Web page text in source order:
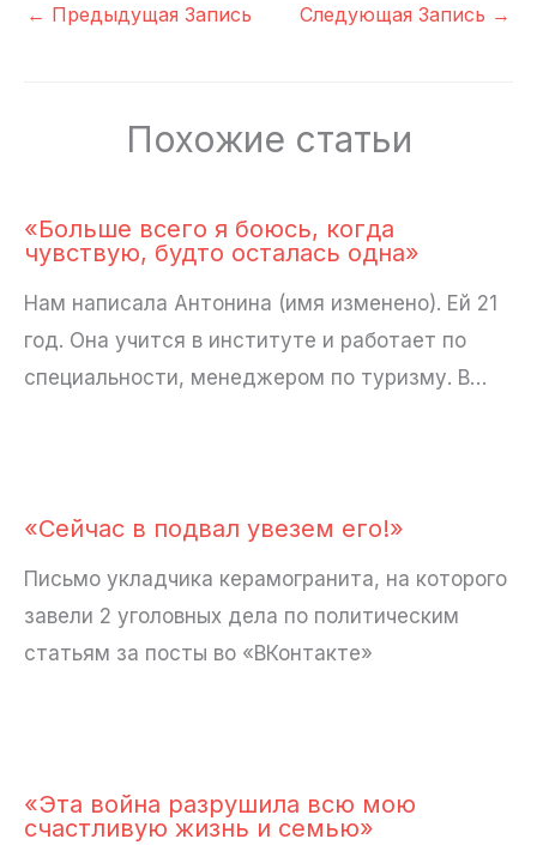
← Предыдущая Запись Следующая Запись →
Похожие статьи
«Больше всего я боюсь, когда
чувствую, будто осталась одна»
Нам написала Антонина (имя изменено). Ей 21
год. Она учится в институте и работает по
специальности, менеджером по туризму. В…
«Сейчас в подвал увезем его!»
Письмо укладчика керамогранита, на которого
завели 2 уголовных дела по политическим
статьям за посты во «ВКонтакте»
«Эта война разрушила всю мою
счастливую жизнь и семью»